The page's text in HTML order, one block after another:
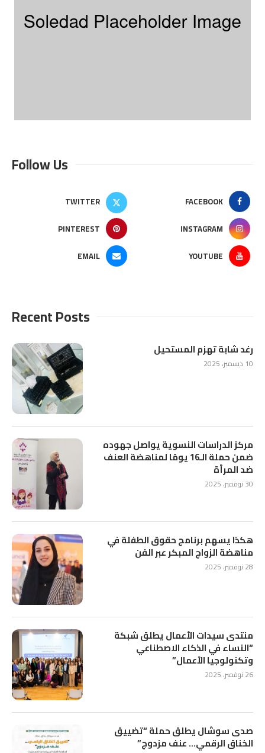
Follow Us
FACEBOOK
TWITTER
INSTAGRAM
PINTEREST
YOUTUBE
EMAIL
Recent Posts
رغد شابة تهزم المستحيل
10 ديسمبر، 2025
مركز الدراسات النسوية يواصل جهوده
ضمن حملة الـ16 يومًا لمناهضة العنف
ضد المرأة
30 نوفمبر، 2025
هكذا يسهم برنامج حقوق الطفلة في
مناهضة الزواج المبكر عبر الفن
28 نوفمبر، 2025
منتدى سيدات الأعمال يطلق شبكة
“النساء في الذكاء الاصطناعي
وتكنولوجيا الأعمال”
26 نوفمبر، 2025
صدى سوشال يطلق حملة “تضييق
الخناق الرقمي… عنف مزدوج”